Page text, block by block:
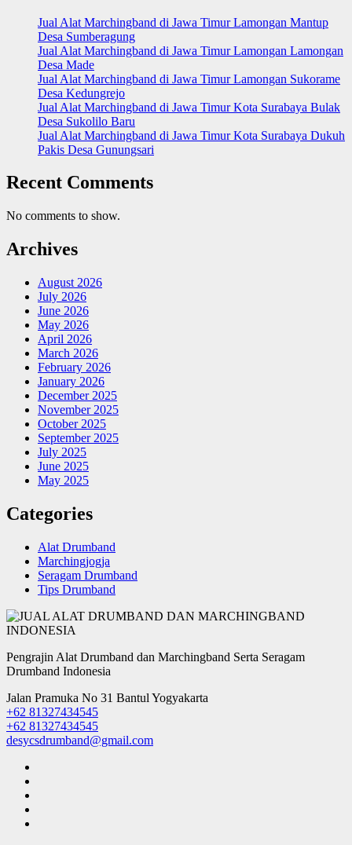
Jual Alat Marchingband di Jawa Timur Lamongan Mantup
Desa Sumberagung
Jual Alat Marchingband di Jawa Timur Lamongan Lamongan
Desa Made
Jual Alat Marchingband di Jawa Timur Lamongan Sukorame
Desa Kedungrejo
Jual Alat Marchingband di Jawa Timur Kota Surabaya Bulak
Desa Sukolilo Baru
Jual Alat Marchingband di Jawa Timur Kota Surabaya Dukuh
Pakis Desa Gunungsari
Recent Comments
No comments to show.
Archives
August 2026
July 2026
June 2026
May 2026
April 2026
March 2026
February 2026
January 2026
December 2025
November 2025
October 2025
September 2025
July 2025
June 2025
May 2025
Categories
Alat Drumband
Marchingjogja
Seragam Drumband
Tips Drumband
Pengrajin Alat Drumband dan Marchingband Serta Seragam
Drumband Indonesia
Jalan Pramuka No 31 Bantul Yogyakarta
+62 81327434545
+62 81327434545
desycsdrumband@gmail.com